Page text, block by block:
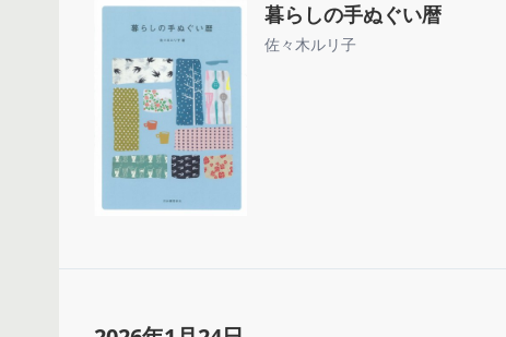
暮らしの手ぬぐい暦
佐々木ルリ子